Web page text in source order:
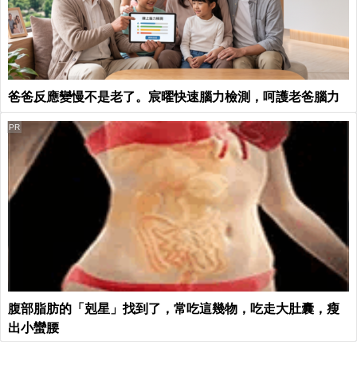
爸爸反應變慢不是老了。宸曜快速腦力檢測，呵護老爸腦力
腹部脂肪的「剋星」找到了，常吃這幾物，吃走大肚囊，瘦
出小蠻腰
PR